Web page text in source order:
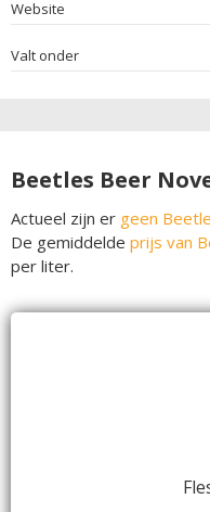
Website
Valt onder
Beetles Beer
Actueel zijn er geen
De gemiddelde prijs van
per liter.